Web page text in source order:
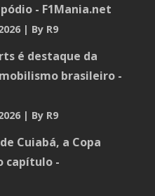
- F1Mania.net
By R9
é destaque da
brasileiro -
By R9
Cuiabá, a Copa
capítulo -